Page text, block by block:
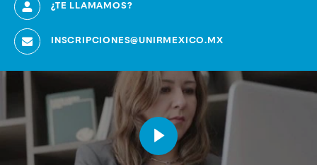
¿TE LLAMAMOS?
INSCRIPCIONES@UNIRMEXICO.MX